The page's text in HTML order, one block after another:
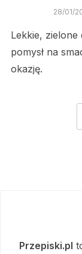
28/01/
Lekkie,
pomysł na
okazję.
Przepiski.pl